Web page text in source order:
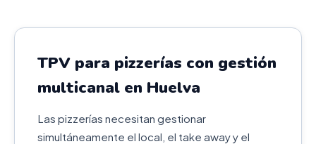
TPV para pizzerías con gestión
multicanal en Huelva
Las pizzerías necesitan gestionar
simultáneamente el local, el take away y el